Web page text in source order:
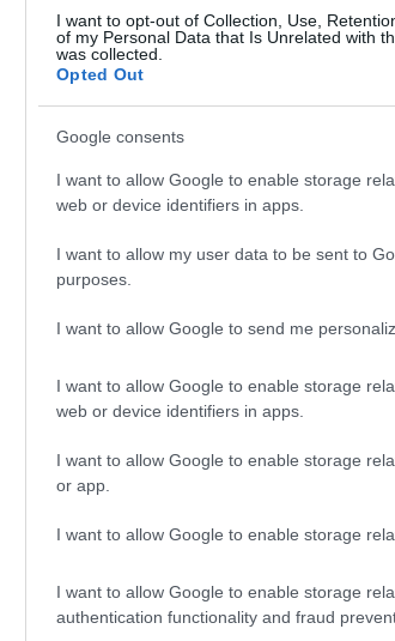
I want to opt-out of Collection, Use,
of my Personal Data that Is Unrelated with
was collected.
Opted Out
Google consents
I want to allow Google to enable storage
web or device identifiers in apps.
I want to allow my user data to be sent to
purposes.
I want to allow Google to send me
I want to allow Google to enable storage
web or device identifiers in apps.
I want to allow Google to enable storage
or app.
I want to allow Google to enable storage
I want to allow Google to enable storage
authentication functionality and fraud